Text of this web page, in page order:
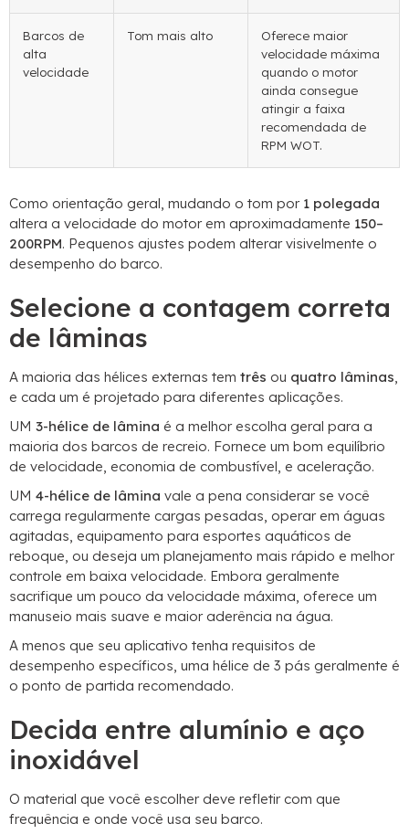
Barcos de
alta
velocidade
Tom mais alto
Oferece maior
velocidade máxima
quando o motor
ainda consegue
atingir a faixa
recomendada de
RPM WOT.
Como orientação geral, mudando o tom por 1 polegada
altera a velocidade do motor em aproximadamente 150–
200RPM. Pequenos ajustes podem alterar visivelmente o
desempenho do barco.
Selecione a contagem correta
de lâminas
A maioria das hélices externas tem três ou quatro lâminas,
e cada um é projetado para diferentes aplicações.
UM 3-hélice de lâmina é a melhor escolha geral para a
maioria dos barcos de recreio. Fornece um bom equilíbrio
de velocidade, economia de combustível, e aceleração.
UM 4-hélice de lâmina vale a pena considerar se você
carrega regularmente cargas pesadas, operar em águas
agitadas, equipamento para esportes aquáticos de
reboque, ou deseja um planejamento mais rápido e melhor
controle em baixa velocidade. Embora geralmente
sacrifique um pouco da velocidade máxima, oferece um
manuseio mais suave e maior aderência na água.
A menos que seu aplicativo tenha requisitos de
desempenho específicos, uma hélice de 3 pás geralmente é
o ponto de partida recomendado.
Decida entre alumínio e aço
inoxidável
O material que você escolher deve refletir com que
frequência e onde você usa seu barco.